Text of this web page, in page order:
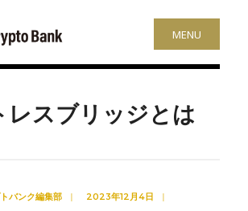
MENU
レスブリッジとは
バンク編集部 | 2023年12月4日 |